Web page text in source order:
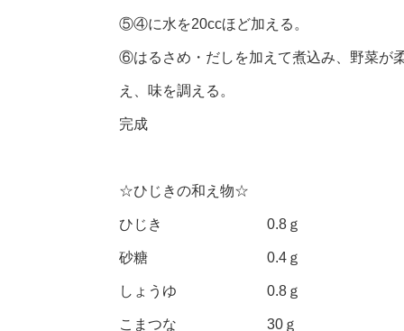
⑤④に水を20ccほど加える。
⑥はるさめ・だしを加えて煮込み、野菜が
え、味を調える。
完成
☆ひじきの和え物☆
ひじき 0.8ｇ
砂糖 0.4ｇ
しょうゆ 0.8ｇ
こまつな 30ｇ